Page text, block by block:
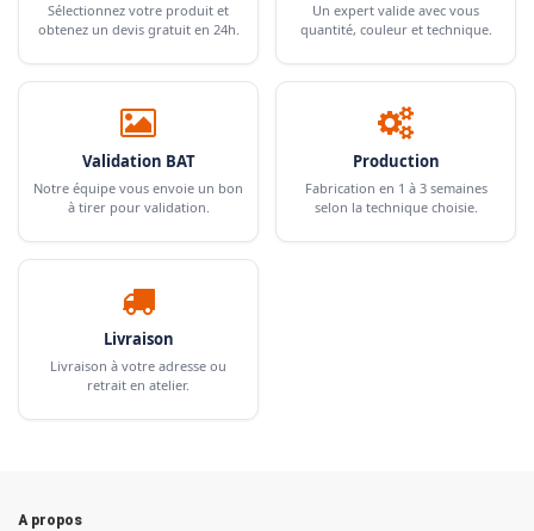
Sélectionnez votre produit et
obtenez un devis gratuit en 24h.
Un expert valide avec vous
quantité, couleur et technique.
Validation BAT
Notre équipe vous envoie un bon
à tirer pour validation.
Production
Fabrication en 1 à 3 semaines
selon la technique choisie.
Livraison
Livraison à votre adresse ou
retrait en atelier.
A propos